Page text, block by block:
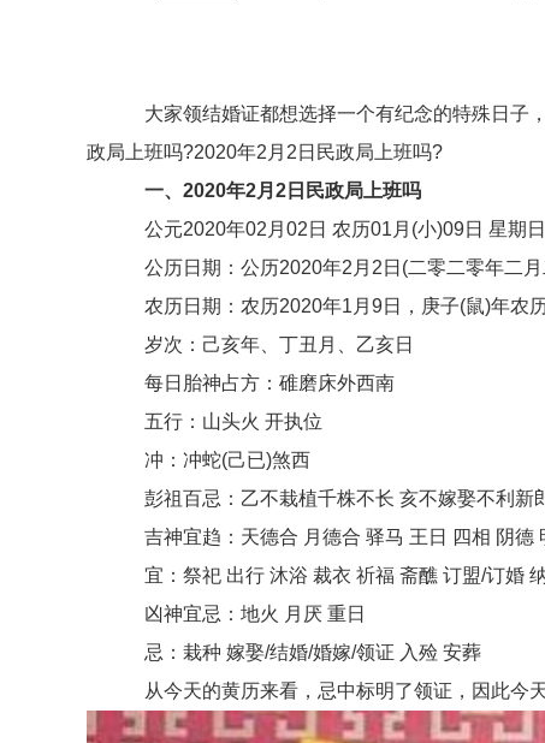
大家领结婚证都想选择一个有纪念的特殊日子，
政局上班吗?2020年2月2日民政局上班吗?
一、2020年2月2日民政局上班吗
公元2020年02月02日 农历01月(小)09日 星期
公历日期：公历2020年2月2日(二零二零年二月
农历日期：农历2020年1月9日，庚子(鼠)年农历
岁次：己亥年、丁丑月、乙亥日
每日胎神占方：碓磨床外西南
五行：山头火 开执位
冲：冲蛇(己已)煞西
彭祖百忌：乙不栽植千株不长 亥不嫁娶不利新
吉神宜趋：天德合 月德合 驿马 王日 四相 阴德
宜：祭祀 出行 沐浴 裁衣 祈福 斋醮 订盟/订婚
凶神宜忌：地火 月厌 重日
忌：栽种 嫁娶/结婚/婚嫁/领证 入殓 安葬
从今天的黄历来看，忌中标明了领证，因此今天